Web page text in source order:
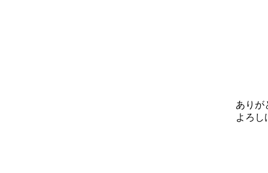
ありが
よろ